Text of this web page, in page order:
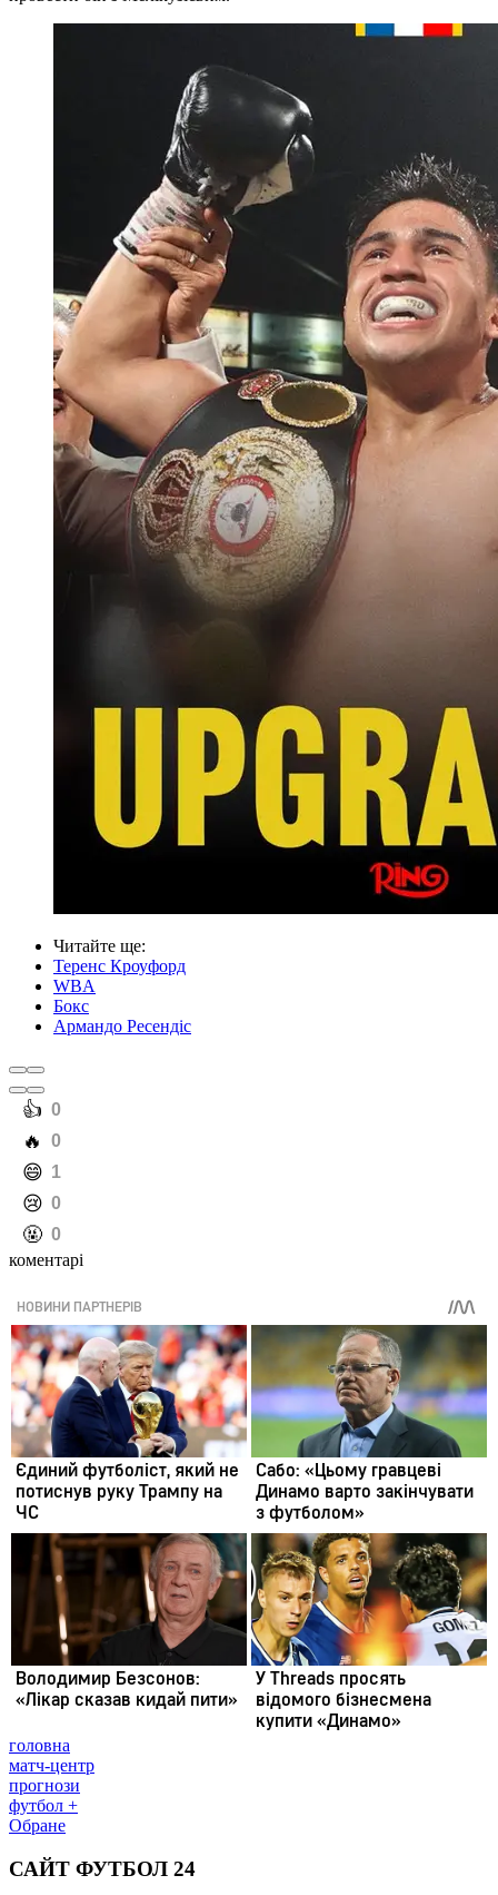
Читайте ще:
Теренс Кроуфорд
WBA
Бокс
Армандо Ресендіс
️👍 0
️🔥 0
️😄 1
️😢 0
️🤬 0
коментарі
головна
матч-центр
прогнози
футбол +
Обране
САЙТ ФУТБОЛ 24